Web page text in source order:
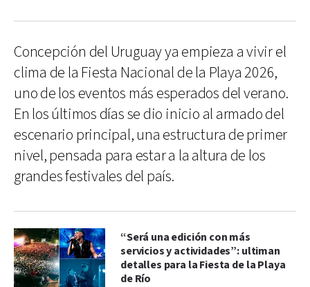
Concepción del Uruguay ya empieza a vivir el
clima de la Fiesta Nacional de la Playa 2026,
uno de los eventos más esperados del verano.
En los últimos días se dio inicio al armado del
escenario principal, una estructura de primer
nivel, pensada para estar a la altura de los
grandes festivales del país.
“Será una edición con más
servicios y actividades”: ultiman
detalles para la Fiesta de la Playa
de Río